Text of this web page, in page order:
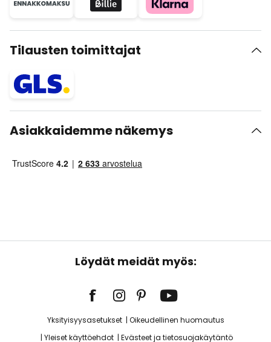
Tilausten toimittajat
Asiakkaidemme näkemys
Löydät meidät myös:
Yksityisyysasetukset
Oikeudellinen huomautus
Yleiset käyttöehdot
Evästeet ja tietosuojakäytäntö